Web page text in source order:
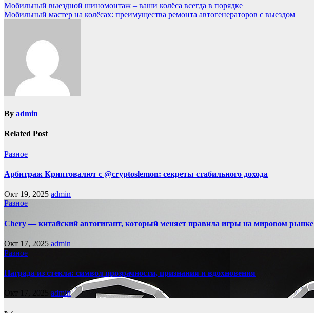
Мобильный выездной шиномонтаж – ваши колёса всегда в порядке
Мобильный мастер на колёсах: преимущества ремонта автогенераторов с выездом
By admin
Related Post
Разное
Арбитраж Криптовалют с @cryptoslemon: секреты стабильного дохода
Окт 19, 2025 admin
Разное
Chery — китайский автогигант, который меняет правила игры на мировом рынке
Окт 17, 2025 admin
Разное
Награда из стекла: символ прозрачности, признания и вдохновения
Окт 17, 2025 admin